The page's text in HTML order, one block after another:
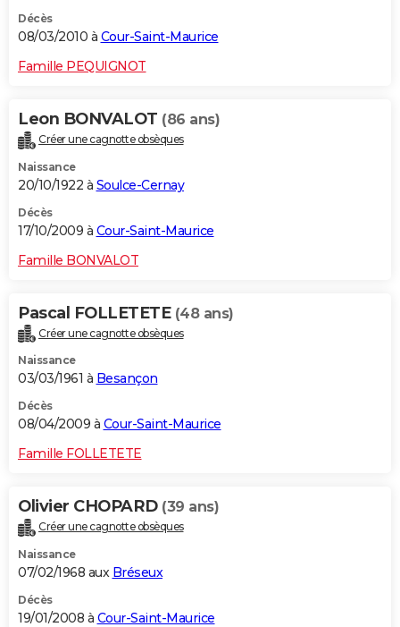
Décès
08/03/2010 à Cour-Saint-Maurice
Famille PEQUIGNOT
Leon BONVALOT (86 ans)
Créer une cagnotte obsèques
Naissance
20/10/1922 à Soulce-Cernay
Décès
17/10/2009 à Cour-Saint-Maurice
Famille BONVALOT
Pascal FOLLETETE (48 ans)
Créer une cagnotte obsèques
Naissance
03/03/1961 à Besançon
Décès
08/04/2009 à Cour-Saint-Maurice
Famille FOLLETETE
Olivier CHOPARD (39 ans)
Créer une cagnotte obsèques
Naissance
07/02/1968 aux Bréseux
Décès
19/01/2008 à Cour-Saint-Maurice